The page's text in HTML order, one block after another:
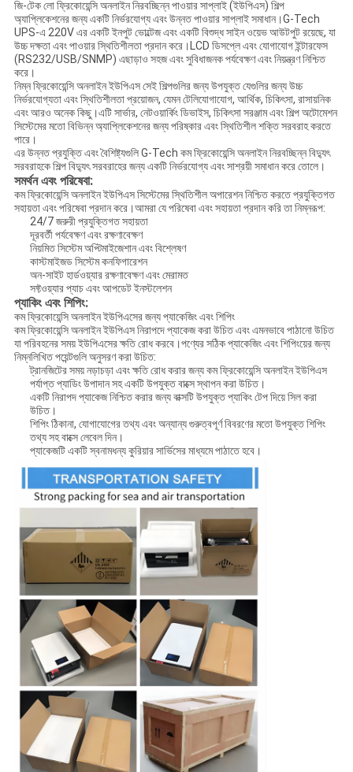
জি-টেক লো ফ্রিকোয়েন্সি অনলাইন নিরবচ্ছিন্ন পাওয়ার সাপ্লাই (ইউপিএস) শিল্প
অ্যাপ্লিকেশনের জন্য একটি নির্ভরযোগ্য এবং উন্নত পাওয়ার সাপ্লাই সমাধান।G-Tech
UPS-এ 220V এর একটি ইনপুট ভোল্টেজ এবং একটি বিশুদ্ধ সাইন ওয়েভ আউটপুট রয়েছে, যা
উচ্চ দক্ষতা এবং পাওয়ার স্থিতিশীলতা প্রদান করে।LCD ডিসপ্লে এবং যোগাযোগ ইন্টারফেস
(RS232/USB/SNMP) এছাড়াও সহজ এবং সুবিধাজনক পর্যবেক্ষণ এবং নিয়ন্ত্রণ নিশ্চিত
করে।
নিম্ন ফ্রিকোয়েন্সি অনলাইন ইউপিএস সেই শিল্পগুলির জন্য উপযুক্ত যেগুলির জন্য উচ্চ
নির্ভরযোগ্যতা এবং স্থিতিশীলতা প্রয়োজন, যেমন টেলিযোগাযোগ, আর্থিক, চিকিৎসা, রাসায়নিক
এবং আরও অনেক কিছু।এটি সার্ভার, নেটওয়ার্কিং ডিভাইস, চিকিৎসা সরঞ্জাম এবং শিল্প অটোমেশন
সিস্টেমের মতো বিভিন্ন অ্যাপ্লিকেশনের জন্য পরিষ্কার এবং স্থিতিশীল শক্তি সরবরাহ করতে
পারে।
এর উন্নত প্রযুক্তি এবং বৈশিষ্ট্যগুলি G-Tech কম ফ্রিকোয়েন্সি অনলাইন নিরবচ্ছিন্ন বিদ্যুৎ
সরবরাহকে শিল্প বিদ্যুৎ সরবরাহের জন্য একটি নির্ভরযোগ্য এবং সাশ্রয়ী সমাধান করে তোলে।
সমর্থন এবং পরিষেবা:
কম ফ্রিকোয়েন্সি অনলাইন ইউপিএস সিস্টেমের স্থিতিশীল অপারেশন নিশ্চিত করতে প্রযুক্তিগত
সহায়তা এবং পরিষেবা প্রদান করে।আমরা যে পরিষেবা এবং সহায়তা প্রদান করি তা নিম্নরূপ:
24/7 জরুরী প্রযুক্তিগত সহায়তা
দূরবর্তী পর্যবেক্ষণ এবং রক্ষণাবেক্ষণ
নিয়মিত সিস্টেম অপ্টিমাইজেশান এবং বিশ্লেষণ
কাস্টমাইজড সিস্টেম কনফিগারেশন
অন-সাইট হার্ডওয়্যার রক্ষণাবেক্ষণ এবং মেরামত
সফ্টওয়্যার প্যাচ এবং আপডেট ইনস্টলেশন
প্যাকিং এবং শিপিং:
কম ফ্রিকোয়েন্সি অনলাইন ইউপিএসের জন্য প্যাকেজিং এবং শিপিং
কম ফ্রিকোয়েন্সি অনলাইন ইউপিএস নিরাপদে প্যাকেজ করা উচিত এবং এমনভাবে পাঠানো উচিত
যা পরিবহনের সময় ইউপিএসের ক্ষতি রোধ করবে।পণ্যের সঠিক প্যাকেজিং এবং শিপিংয়ের জন্য
নিম্নলিখিত পয়েন্টগুলি অনুসরণ করা উচিত:
ট্রানজিটের সময় নড়াচড়া এবং ক্ষতি রোধ করার জন্য কম ফ্রিকোয়েন্সি অনলাইন ইউপিএস
পর্যাপ্ত প্যাডিং উপাদান সহ একটি উপযুক্ত বাক্সে স্থাপন করা উচিত।
একটি নিরাপদ প্যাকেজ নিশ্চিত করার জন্য বাক্সটি উপযুক্ত প্যাকিং টেপ দিয়ে সিল করা
উচিত।
শিপিং ঠিকানা, যোগাযোগের তথ্য এবং অন্যান্য গুরুত্বপূর্ণ বিবরণের মতো উপযুক্ত শিপিং
তথ্য সহ বাক্সে লেবেল দিন।
প্যাকেজটি একটি স্বনামধন্য কুরিয়ার সার্ভিসের মাধ্যমে পাঠাতে হবে।